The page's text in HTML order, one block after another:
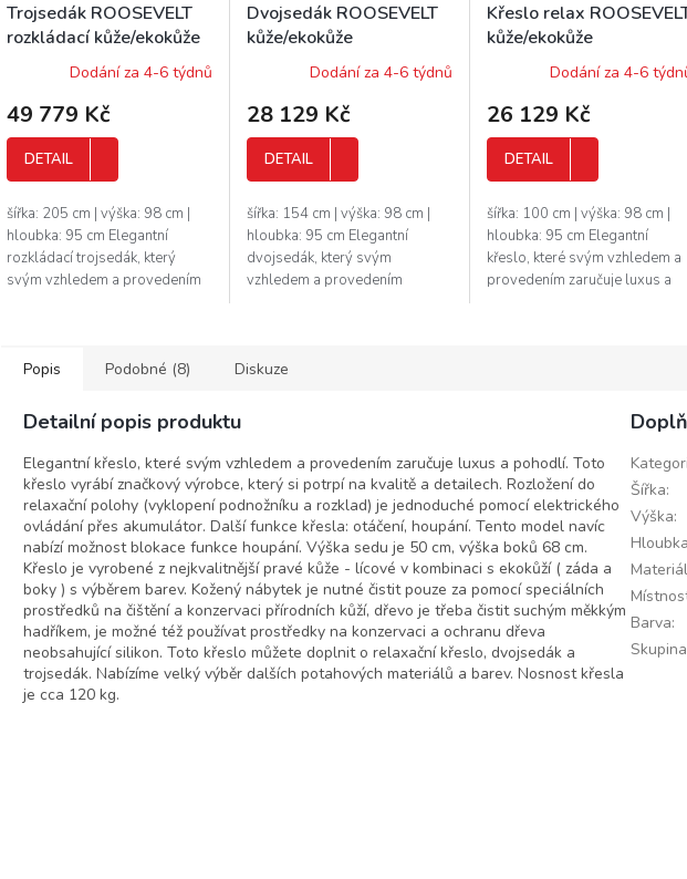
M
A
Trojsedák ROOSEVELT
rozkládací kůže/ekokůže
Dodání za 4-6 týdnů
49 779 Kč
DETAIL
šířka: 205 cm | výška: 98 cm |
hloubka: 95 cm Elegantní
rozkládací trojsedák, který
svým vzhledem a provedením
A
Dvojsedák ROOSEVELT
kůže/ekokůže
Dodání za 4-6 týdnů
28 129 Kč
DETAIL
šířka: 154 cm | výška: 98 cm |
hloubka: 95 cm Elegantní
dvojsedák, který svým
vzhledem a provedením
R
Křeslo relax
kůže/ekokůže
Dodání za 4-6
26 129 Kč
DETAIL
šířka: 100 cm | výška: 98 cm |
hloubka: 95 cm Elegantní
křeslo, které svým vzhledem a
provedením zaručuje luxus a
Popis Podobné (8) Diskuze
Detailní popis produktu
Elegantní křeslo, které svým vzhledem a provedením zaručuje luxus a pohodlí. Toto
křeslo vyrábí značkový výrobce, který si potrpí na kvalitě a detailech. Rozložení do
relaxační polohy (vyklopení podnožníku a rozklad) je jednoduché pomocí elektrického
ovládání přes akumulátor. Další funkce křesla: otáčení, houpání. Tento model navíc
nabízí možnost blokace funkce houpání. Výška sedu je 50 cm, výška boků 68 cm.
Křeslo je vyrobené z nejkvalitnější pravé kůže - lícové v kombinaci s ekokůží ( záda a
boky ) s výběrem barev. Kožený nábytek je nutné čistit pouze za pomocí speciálních
prostředků na čištění a konzervaci přírodních kůží, dřevo je třeba čistit suchým měkkým
hadříkem, je možné též používat prostředky na konzervaci a ochranu dřeva
neobsahující silikon. Toto křeslo můžete doplnit o relaxační křeslo, dvojsedák a
trojsedák. Nabízíme velký výběr dalších potahových materiálů a barev. Nosnost křesla
je cca 120 kg.
Šířka:
Výška:
Hloubka
Materiál
Barva:
Skupina